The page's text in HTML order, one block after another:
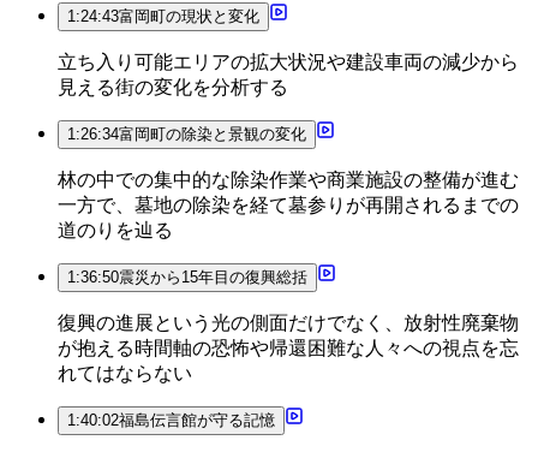
1:24:43富岡町の現状と変化
立ち入り可能エリアの拡大状況や建設車両の減少から
見える街の変化を分析する
1:26:34富岡町の除染と景観の変化
林の中での集中的な除染作業や商業施設の整備が進む
一方で、墓地の除染を経て墓参りが再開されるまでの
道のりを辿る
1:36:50震災から15年目の復興総括
復興の進展という光の側面だけでなく、放射性廃棄物
が抱える時間軸の恐怖や帰還困難な人々への視点を忘
れてはならない
1:40:02福島伝言館が守る記憶